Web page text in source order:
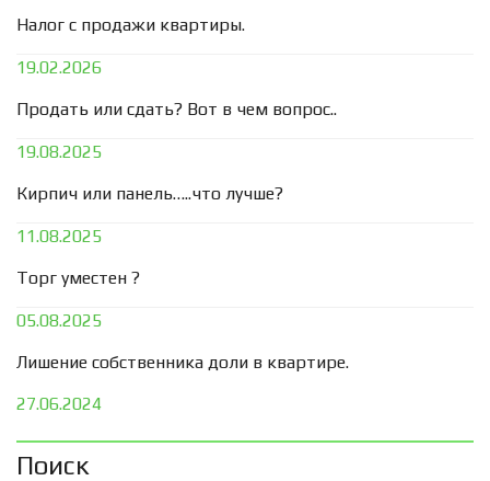
Налог с продажи квартиры.
19.02.2026
Продать или сдать? Вот в чем вопрос..
19.08.2025
Кирпич или панель…..что лучше?
11.08.2025
Торг уместен ?
05.08.2025
Лишение собственника доли в квартире.
27.06.2024
Поиск